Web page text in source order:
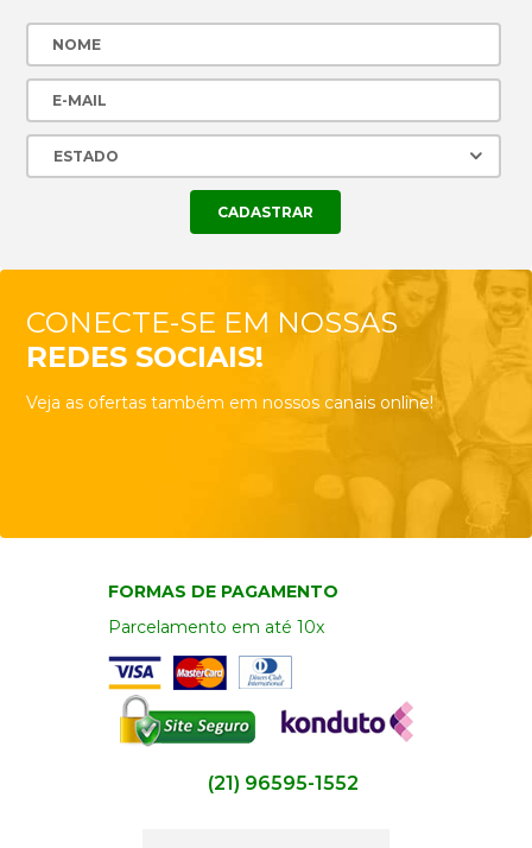
CONECTE-SE EM NOSSAS
REDES SOCIAIS!
Veja as ofertas também em nossos canais online!
FORMAS DE PAGAMENTO
Parcelamento em até 10x
(21) 96595-1552